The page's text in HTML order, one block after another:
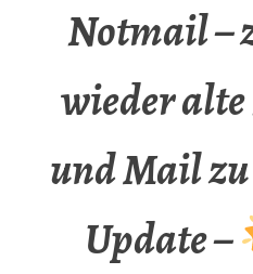
Notmail –
wieder
und Mail
Update –